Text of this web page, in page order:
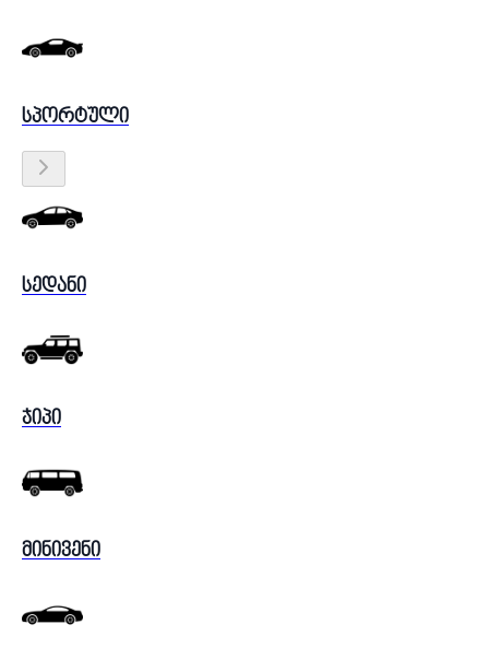
სპორტული
სედანი
ჯიპი
მინივენი